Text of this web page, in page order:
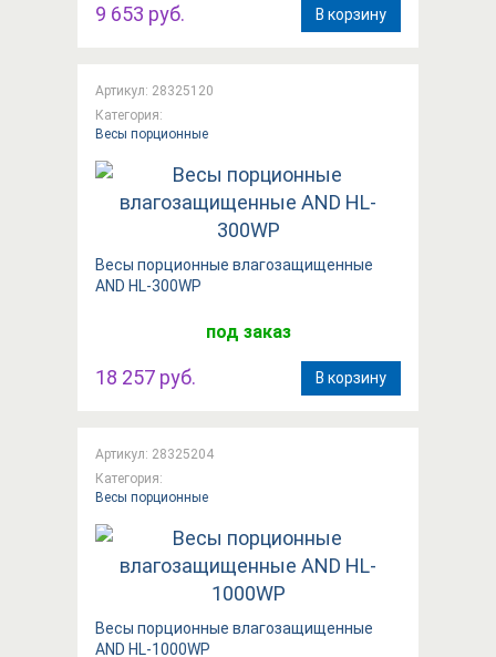
9 653 руб. В корзину
Артикул: 28325120
Категория:
Весы порционные
Вeсы порционные влагозащищенные
AND HL-300WP
под заказ
18 257 руб. В корзину
Артикул: 28325204
Категория:
Весы порционные
Вeсы порционные влагозащищенные
AND HL-1000WP